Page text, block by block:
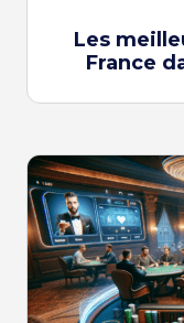
Les
France